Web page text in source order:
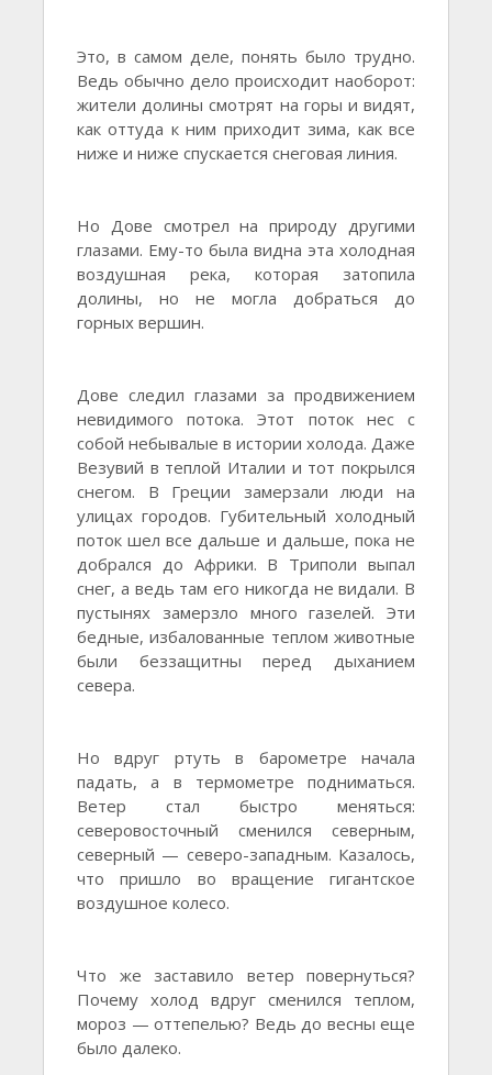
Это, в самом деле, понять было трудно.
Ведь обычно дело происходит наоборот:
жители долины смотрят на горы и видят,
как оттуда к ним приходит зима, как все
ниже и ниже спускается снеговая линия.
Но Дове смотрел на природу другими
глазами. Ему-то была видна эта холодная
воздушная река, которая затопила
долины, но не могла добраться до
горных вершин.
Дове следил глазами за продвижением
невидимого потока. Этот поток нес с
собой небывалые в истории холода. Даже
Везувий в теплой Италии и тот покрылся
снегом. В Греции замерзали люди на
улицах городов. Губительный холодный
поток шел все дальше и дальше, пока не
добрался до Африки. В Триполи выпал
снег, а ведь там его никогда не видали. В
пустынях замерзло много газелей. Эти
бедные, избалованные теплом животные
были беззащитны перед дыханием
севера.
Но вдруг ртуть в барометре начала
падать, а в термометре подниматься.
Ветер стал быстро меняться:
северовосточный сменился северным,
северный — северо-западным. Казалось,
что пришло во вращение гигантское
воздушное колесо.
Что же заставило ветер повернуться?
Почему холод вдруг сменился теплом,
мороз — оттепелью? Ведь до весны еще
было далеко.